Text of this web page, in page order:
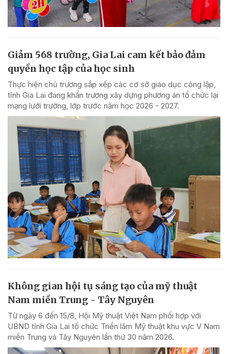
Giảm 568 trường, Gia Lai cam kết bảo đảm
quyền học tập của học sinh
Thực hiện chủ trương sắp xếp các cơ sở giáo dục công lập,
tỉnh Gia Lai đang khẩn trương xây dựng phương án tổ chức lại
mạng lưới trường, lớp trước năm học 2026 - 2027.
Không gian hội tụ sáng tạo của mỹ thuật
Nam miền Trung - Tây Nguyên
Từ ngày 6 đến 15/8, Hội Mỹ thuật Việt Nam phối hợp với
UBND tỉnh Gia Lai tổ chức Triển lãm Mỹ thuật khu vực V Nam
miền Trung và Tây Nguyên lần thứ 30 năm 2026.